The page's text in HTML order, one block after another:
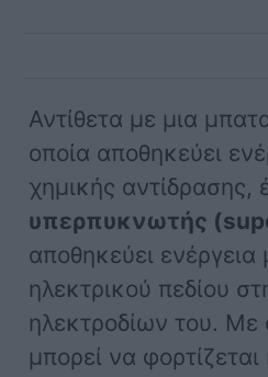
Αντίθετα με μια
οποία αποθηκεύει
χημικής αντίδρασης,
υπερπυκνωτής
αποθηκεύει
ηλεκτρικού πεδίου
ηλεκτροδίων του. Με
μπορεί να φορτίζεται